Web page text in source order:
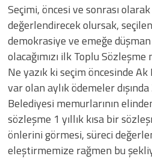
​​Seçimi, öncesi ve sonrası
değerlendirecek olursak,
demokrasiye ve emeğe düşman
olacağımızı ilk Toplu
Ne yazık ki seçim öncesinde
var olan aylık ödemeler
Belediyesi memurlarının
sözleşme 1 yıllık kısa bir
önlerini görmesi, süreci
eleştirmemize rağmen bu